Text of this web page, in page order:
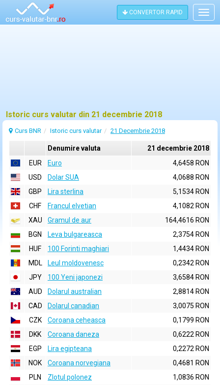
CONVERTOR RAPID
Istoric curs valutar din 21 decembrie 2018
Curs BNR Istoric curs valutar 21 Decembrie 2018
Denumire valuta
21 decembrie 2018
EUR
Euro
4,6458 RON
USD
Dolar SUA
4,0688 RON
GBP
Lira sterlina
5,1534 RON
CHF
Francul elvetian
4,1082 RON
XAU
Gramul de aur
164,4616 RON
BGN
Leva bulgareasca
2,3754 RON
HUF
100 Forinti maghiari
1,4434 RON
MDL
Leul moldovenesc
0,2342 RON
JPY
100 Yeni japonezi
3,6584 RON
AUD
Dolarul australian
2,8814 RON
CAD
Dolarul canadian
3,0075 RON
CZK
Coroana ceheasca
0,1799 RON
DKK
Coroana daneza
0,6222 RON
EGP
Lira egipteana
0,2272 RON
NOK
Coroana norvegiana
0,4681 RON
PLN
Zlotul polonez
1,0836 RON